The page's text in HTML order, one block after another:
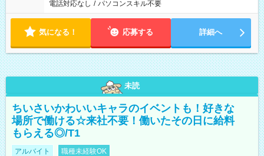
電話対応なし / パソコンスキル不要
気になる！ 応募する 詳細へ
未読
ちいさいかわいいキャラのイベントも！好きな
場所で働ける☆来社不要！働いたその日に給料
もらえる◎/T1
アルバイト 職種未経験OK